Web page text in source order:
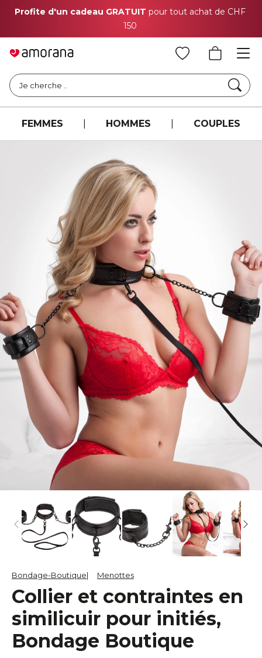
Profite d'un cadeau GRATUIT pour tout achat de CHF
150
Je cherche ..
FEMMES HOMMES COUPLES
Bondage-Boutique Menottes
Collier et contraintes en
similicuir pour initiés,
Bondage Boutique